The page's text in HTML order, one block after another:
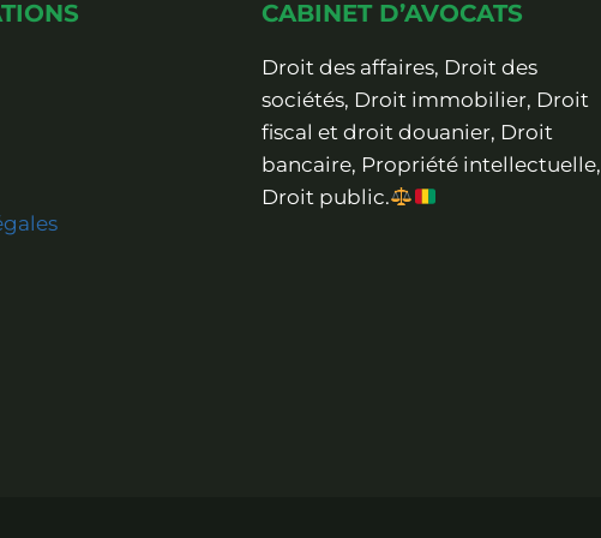
CABINET D’AVOCATS
Droit des affaires, Droit des
sociétés, Droit immobilier, Droit
fiscal et droit douanier, Droit
bancaire, Propriété intellectuelle,
Droit public.